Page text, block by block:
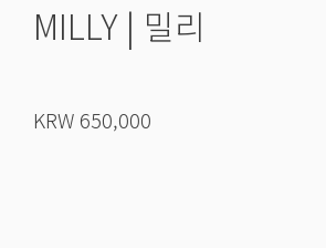
MILLY | 밀리
KRW 650,000